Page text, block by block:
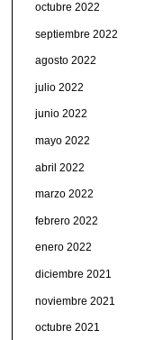
octubre 2022
septiembre 2022
agosto 2022
julio 2022
junio 2022
mayo 2022
abril 2022
marzo 2022
febrero 2022
enero 2022
diciembre 2021
noviembre 2021
octubre 2021